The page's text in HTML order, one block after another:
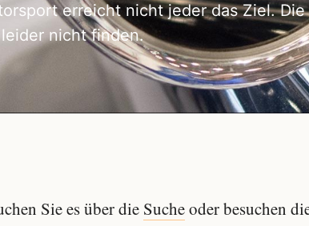
erreicht nicht jeder das Ziel.
nicht finden.
Sie es über die Sucheoder besuchen